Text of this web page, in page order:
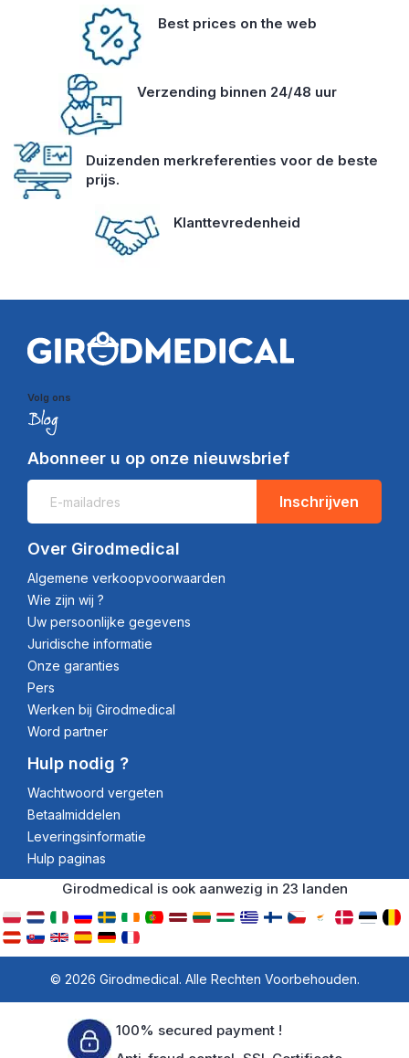
Best prices on the web
Verzending binnen 24/48 uur
Duizenden merkreferenties voor de beste
prijs.
Klanttevredenheid
Volg ons
Abonneer u op onze nieuwsbrief
Inschrijven
Over Girodmedical
Algemene verkoopvoorwaarden
Wie zijn wij ?
Uw persoonlijke gegevens
Juridische informatie
Onze garanties
Pers
Werken bij Girodmedical
Word partner
Hulp nodig ?
Wachtwoord vergeten
Betaalmiddelen
Leveringsinformatie
Hulp paginas
Girodmedical is ook aanwezig in 23 landen
© 2026 Girodmedical. Alle Rechten Voorbehouden.
100% secured payment !